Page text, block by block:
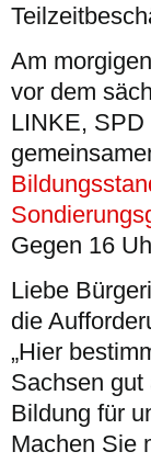
Am
vor dem
LINKE,
Gegen 16
Liebe
die
„Hier
Sachsen
Bildung für
Machen Sie